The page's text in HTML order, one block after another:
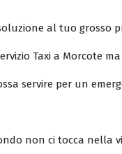
al tuo grosso
Taxi a Morcote
servire per un
non ci tocca